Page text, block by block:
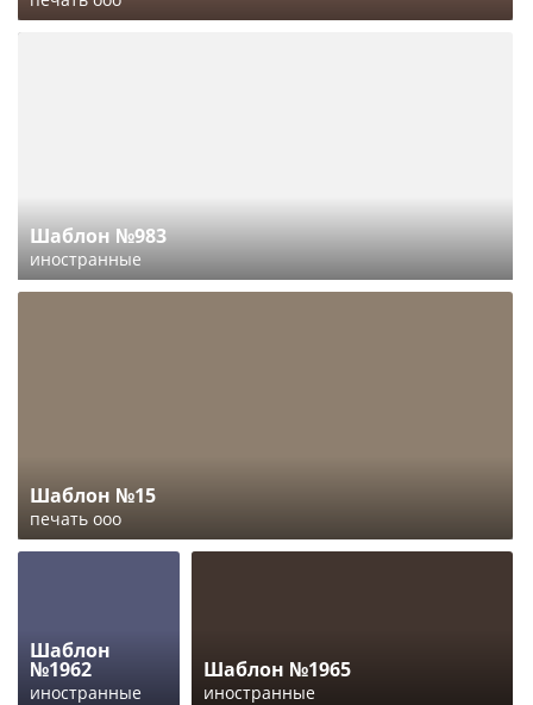
Шаблон №983
иностранные
Шаблон №15
печать ооо
Шаблон
№1962
иностранные
Шаблон №1965
иностранные